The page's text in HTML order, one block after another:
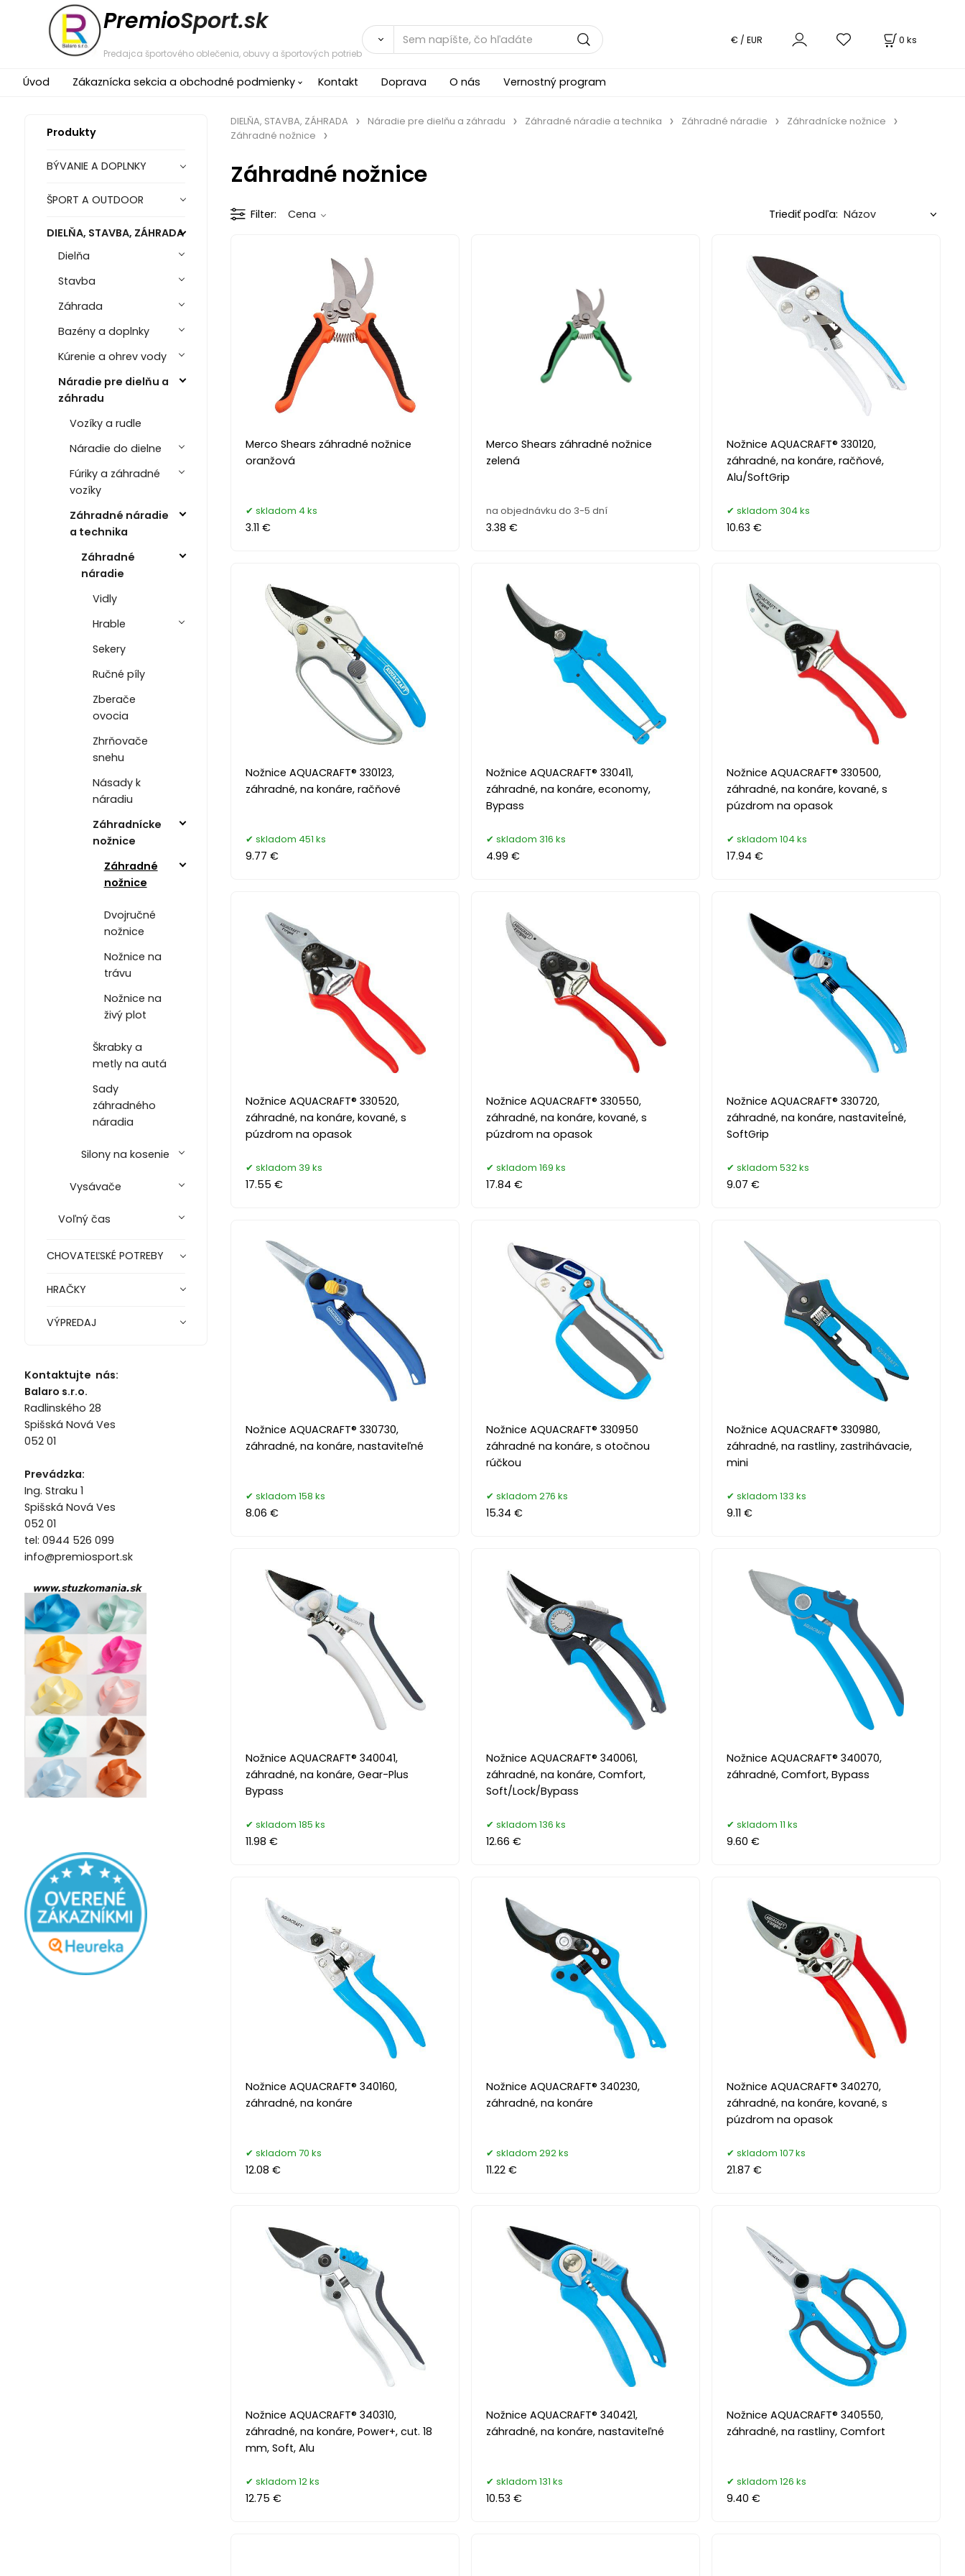
PremioSport.sk
Predajca športového oblečenia, obuvy a športových potrieb
0 ks
€ / EUR
Úvod Zákaznícka sekcia a obchodné podmienky Kontakt Doprava O nás Vernostný program
Produkty
BÝVANIE A DOPLNKY
ŠPORT A OUTDOOR
DIELŇA, STAVBA, ZÁHRADA
Dielňa
Stavba
Záhrada
Bazény a doplnky
Kúrenie a ohrev vody
Náradie pre dielňu a
záhradu
Vozíky a rudle
Náradie do dielne
Fúriky a záhradné
vozíky
Záhradné náradie
a technika
Záhradné
náradie
Vidly
Hrable
Sekery
Ručné píly
Zberače
ovocia
Zhrňovače
snehu
Násady k
náradiu
Záhradnícke
nožnice
Záhradné
nožnice
Dvojručné
nožnice
Nožnice na
trávu
Nožnice na
živý plot
Škrabky a
metly na autá
Sady
záhradného
náradia
Silony na kosenie
Vysávače
Voľný čas
CHOVATEĽSKÉ POTREBY
HRAČKY
VÝPREDAJ
Kontaktujte nás:
Balaro s.r.o.
Radlinského 28
Spišská Nová Ves
052 01
Prevádzka:
Ing. Straku 1
Spišská Nová Ves
052 01
tel: 0944 526 099
info@premiosport.sk
DIELŇA, STAVBA, ZÁHRADA Náradie pre dielňu a záhradu Záhradné náradie a technika Záhradné náradie
Záhradnícke nožnice
Záhradné nožnice
Záhradné nožnice
Filter Cena Triediť podľa:
Merco Shears záhradné nožnice
oranžová
skladom 4 ks
3.11 €
Merco Shears záhradné nožnice
zelená
na objednávku do 3-5 dní
3.38 €
Nožnice AQUACRAFT® 330120,
záhradné, na konáre, račňové,
Alu/SoftGrip
skladom 304 ks
10.63 €
Nožnice AQUACRAFT® 330123,
záhradné, na konáre, račňové
skladom 451 ks
9.77 €
Nožnice AQUACRAFT® 330411,
záhradné, na konáre, economy,
Bypass
skladom 316 ks
4.99 €
Nožnice AQUACRAFT® 330500,
záhradné, na konáre, kované, s
púzdrom na opasok
skladom 104 ks
17.94 €
Nožnice AQUACRAFT® 330520,
záhradné, na konáre, kované, s
púzdrom na opasok
skladom 39 ks
17.55 €
Nožnice AQUACRAFT® 330550,
záhradné, na konáre, kované, s
púzdrom na opasok
skladom 169 ks
17.84 €
Nožnice AQUACRAFT® 330720,
záhradné, na konáre, nastaviteĺné,
SoftGrip
skladom 532 ks
9.07 €
Nožnice AQUACRAFT® 330730,
záhradné, na konáre, nastaviteľné
skladom 158 ks
8.06 €
Nožnice AQUACRAFT® 330950
záhradné na konáre, s otočnou
rúčkou
skladom 276 ks
15.34 €
Nožnice AQUACRAFT® 330980,
záhradné, na rastliny, zastrihávacie,
mini
skladom 133 ks
9.11 €
Nožnice AQUACRAFT® 340041,
záhradné, na konáre, Gear-Plus
Bypass
skladom 185 ks
11.98 €
Nožnice AQUACRAFT® 340061,
záhradné, na konáre, Comfort,
Soft/Lock/Bypass
skladom 136 ks
12.66 €
Nožnice AQUACRAFT® 340070,
záhradné, Comfort, Bypass
skladom 11 ks
9.60 €
Nožnice AQUACRAFT® 340160,
záhradné, na konáre
skladom 70 ks
12.08 €
Nožnice AQUACRAFT® 340230,
záhradné, na konáre
skladom 292 ks
11.22 €
Nožnice AQUACRAFT® 340270,
záhradné, na konáre, kované, s
púzdrom na opasok
skladom 107 ks
21.87 €
Nožnice AQUACRAFT® 340310,
záhradné, na konáre, Power+, cut. 18
mm, Soft, Alu
skladom 12 ks
12.75 €
Nožnice AQUACRAFT® 340421,
záhradné, na konáre, nastaviteľné
skladom 131 ks
10.53 €
Nožnice AQUACRAFT® 340550,
záhradné, na rastliny, Comfort
skladom 126 ks
9.40 €